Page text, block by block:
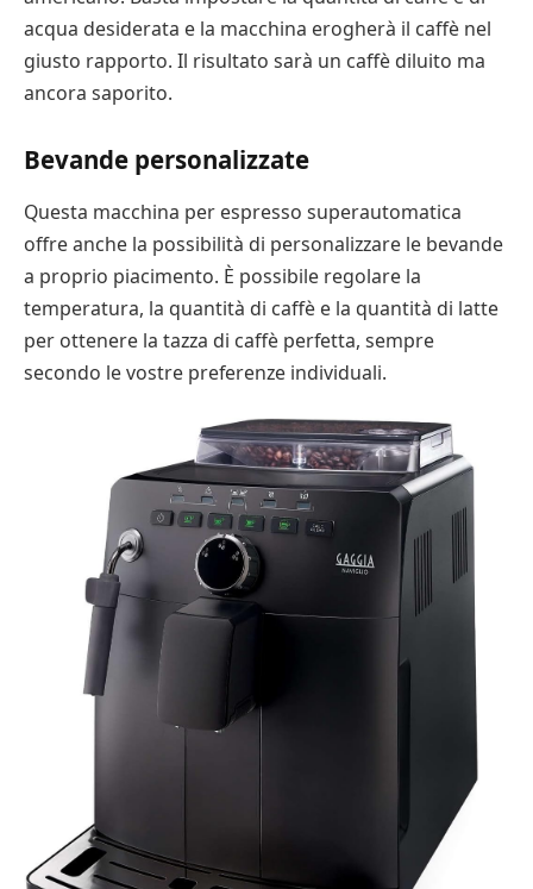
acqua desiderata e la macchina erogherà il caffè nel
giusto rapporto. Il risultato sarà un caffè diluito ma
ancora saporito.
Bevande personalizzate
Questa macchina per espresso superautomatica
offre anche la possibilità di personalizzare le bevande
a proprio piacimento. È possibile regolare la
temperatura, la quantità di caffè e la quantità di latte
per ottenere la tazza di caffè perfetta, sempre
secondo le vostre preferenze individuali.